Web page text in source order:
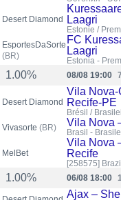
Desert Diamond
Laagri
Estonie /
EsportesDaSorte
(BR)
FC
Laagri
Estonia -
1.00% 08/08 19:00
Desert Diamond
Vila Nova-
Recife-PE
Brésil /
Vivasorte (BR) Vila Nova
Brasil -
MelBet
Vila Nova
Recife
[258575]
1.00% 06/08 18:00
Ajax –